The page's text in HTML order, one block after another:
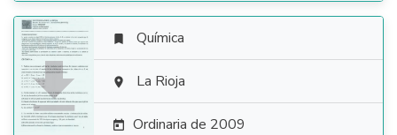

 Química
 La Rioja
 Ordinaria de 2009